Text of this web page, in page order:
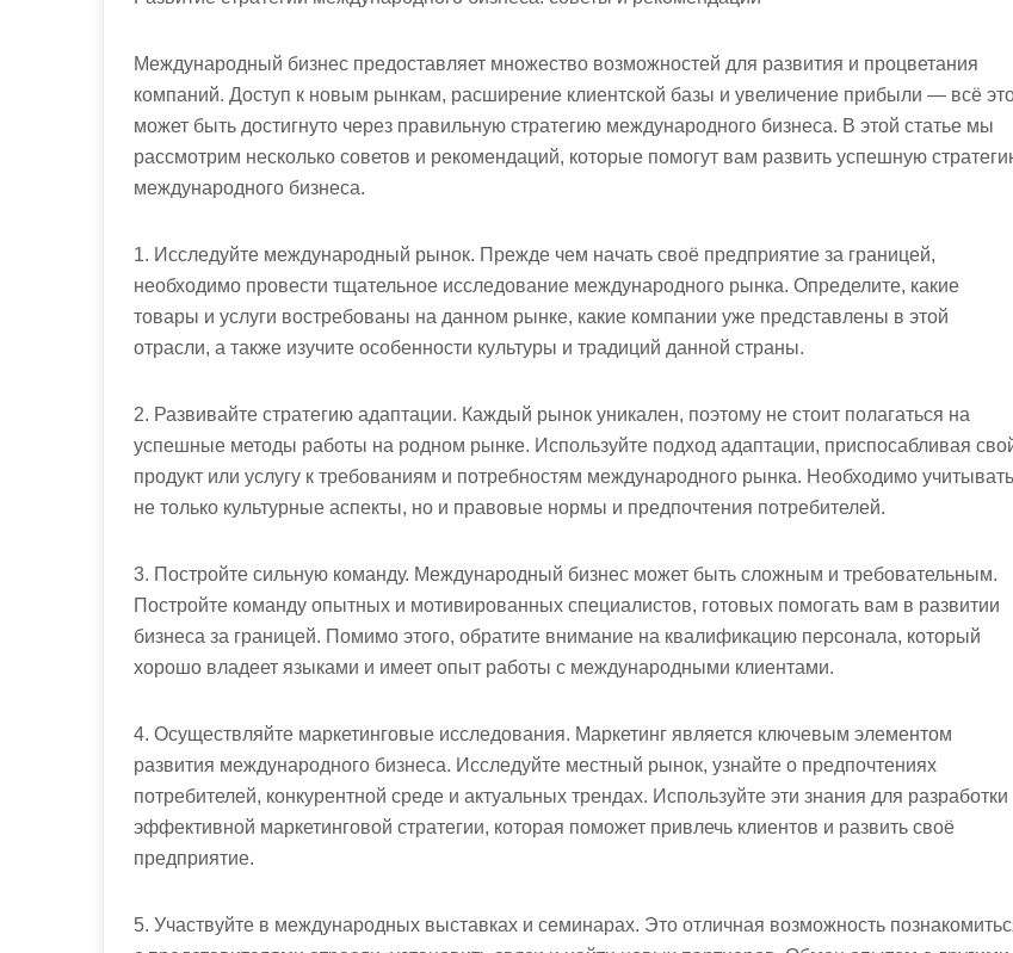
Международный бизнес предоставляет множество возможностей для развития и процветания
компаний. Доступ к новым рынкам, расширение клиентской базы и увеличение прибыли — всё
может быть достигнуто через правильную стратегию международного бизнеса. В этой статье мы
рассмотрим несколько советов и рекомендаций, которые помогут вам развить успешную
международного бизнеса.
1. Исследуйте международный рынок. Прежде чем начать своё предприятие за границей,
необходимо провести тщательное исследование международного рынка. Определите, какие
товары и услуги востребованы на данном рынке, какие компании уже представлены в этой
отрасли, а также изучите особенности культуры и традиций данной страны.
2. Развивайте стратегию адаптации. Каждый рынок уникален, поэтому не стоит полагаться на
успешные методы работы на родном рынке. Используйте подход адаптации, приспосабливая
продукт или услугу к требованиям и потребностям международного рынка. Необходимо учитывать
не только культурные аспекты, но и правовые нормы и предпочтения потребителей.
3. Постройте сильную команду. Международный бизнес может быть сложным и требовательным.
Постройте команду опытных и мотивированных специалистов, готовых помогать вам в развитии
бизнеса за границей. Помимо этого, обратите внимание на квалификацию персонала, который
хорошо владеет языками и имеет опыт работы с международными клиентами.
4. Осуществляйте маркетинговые исследования. Маркетинг является ключевым элементом
развития международного бизнеса. Исследуйте местный рынок, узнайте о предпочтениях
потребителей, конкурентной среде и актуальных трендах. Используйте эти знания для разработки
эффективной маркетинговой стратегии, которая поможет привлечь клиентов и развить своё
предприятие.
5. Участвуйте в международных выставках и семинарах. Это отличная возможность